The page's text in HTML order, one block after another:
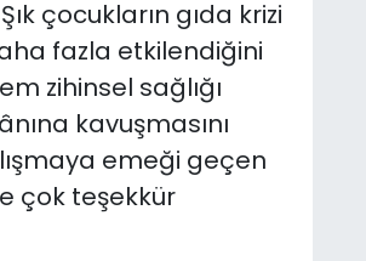
çocukların gıda krizi
fazla etkilendiğini
zihinsel sağlığı
kavuşmasını
emeği geçen
çok teşekkür